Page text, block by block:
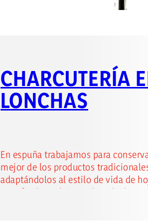
CHARCUTERÍA
LONCHAS
En espuña trabajamos para
mejor de los productos
adaptándolos al estilo de vida de
para facilitar el ritmo de vida de